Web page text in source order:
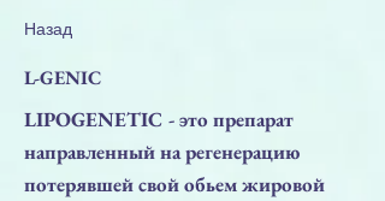
Назад
L-GENIC
LIPOGENETIC - это препарат
направленный на регенерацию
потерявшей свой обьем жировой